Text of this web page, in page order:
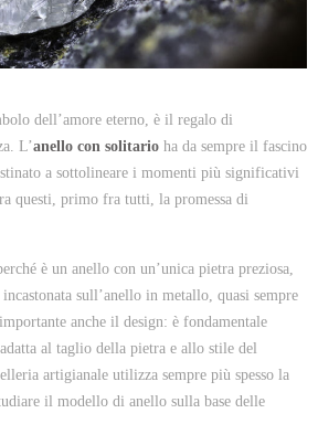
dell’amore eterno, è il regalo di
L’anello con solitario ha da sempre il fascino
a sottolineare i momenti più significativi
questi, primo fra tutti, la promessa di
è un anello con un’unica pietra preziosa,
sull’anello in metallo, quasi sempre
anche il design: è fondamentale
al taglio della pietra e allo stile del
artigianale utilizza sempre più spesso la
il modello di anello sulla base delle